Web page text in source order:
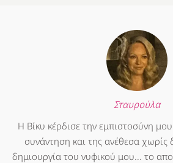
Σταυρούλα
Η Βίκυ κέρδισε την εμπιστοσύνη
συνάντηση και της ανέθεσα χωρίς
δημιουργία του νυφικού μου... το